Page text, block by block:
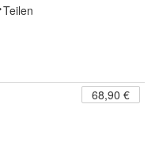
Teilen
68,90 €